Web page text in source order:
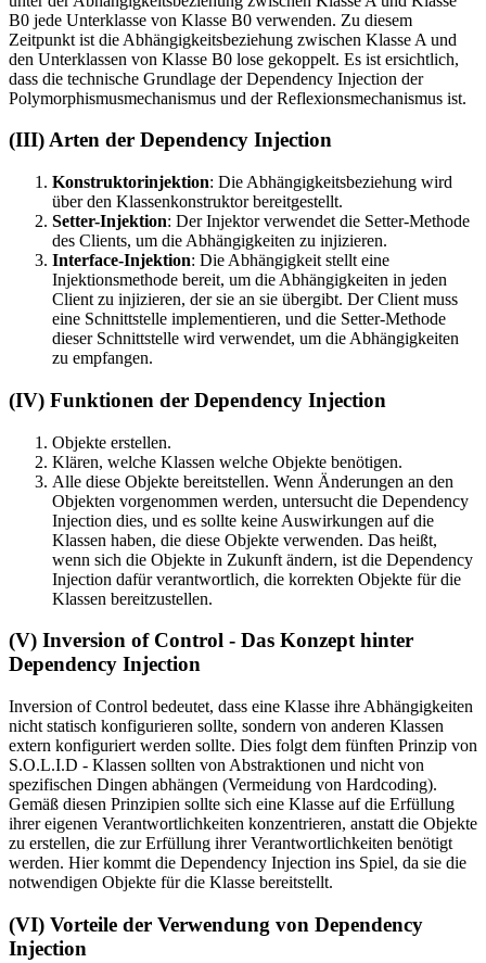
B0 jede Unterklasse von Klasse B0 verwenden. Zu diesem
Zeitpunkt ist die Abhängigkeitsbeziehung zwischen Klasse A und
den Unterklassen von Klasse B0 lose gekoppelt. Es ist ersichtlich,
dass die technische Grundlage der Dependency Injection der
Polymorphismusmechanismus und der Reflexionsmechanismus ist.
(III) Arten der Dependency Injection
Konstruktorinjektion: Die Abhängigkeitsbeziehung wird
über den Klassenkonstruktor bereitgestellt.
Setter-Injektion: Der Injektor verwendet die Setter-Methode
des Clients, um die Abhängigkeiten zu injizieren.
Interface-Injektion: Die Abhängigkeit stellt eine
Injektionsmethode bereit, um die Abhängigkeiten in jeden
Client zu injizieren, der sie an sie übergibt. Der Client muss
eine Schnittstelle implementieren, und die Setter-Methode
dieser Schnittstelle wird verwendet, um die Abhängigkeiten
zu empfangen.
(IV) Funktionen der Dependency Injection
Objekte erstellen.
Klären, welche Klassen welche Objekte benötigen.
Alle diese Objekte bereitstellen. Wenn Änderungen an den
Objekten vorgenommen werden, untersucht die Dependency
Injection dies, und es sollte keine Auswirkungen auf die
Klassen haben, die diese Objekte verwenden. Das heißt,
wenn sich die Objekte in Zukunft ändern, ist die Dependency
Injection dafür verantwortlich, die korrekten Objekte für die
Klassen bereitzustellen.
(V) Inversion of Control - Das Konzept hinter
Dependency Injection
Inversion of Control bedeutet, dass eine Klasse ihre Abhängigkeiten
nicht statisch konfigurieren sollte, sondern von anderen Klassen
extern konfiguriert werden sollte. Dies folgt dem fünften Prinzip von
S.O.L.I.D - Klassen sollten von Abstraktionen und nicht von
spezifischen Dingen abhängen (Vermeidung von Hardcoding).
Gemäß diesen Prinzipien sollte sich eine Klasse auf die Erfüllung
ihrer eigenen Verantwortlichkeiten konzentrieren, anstatt die Objekte
zu erstellen, die zur Erfüllung ihrer Verantwortlichkeiten benötigt
werden. Hier kommt die Dependency Injection ins Spiel, da sie die
notwendigen Objekte für die Klasse bereitstellt.
(VI) Vorteile der Verwendung von Dependency
Injection